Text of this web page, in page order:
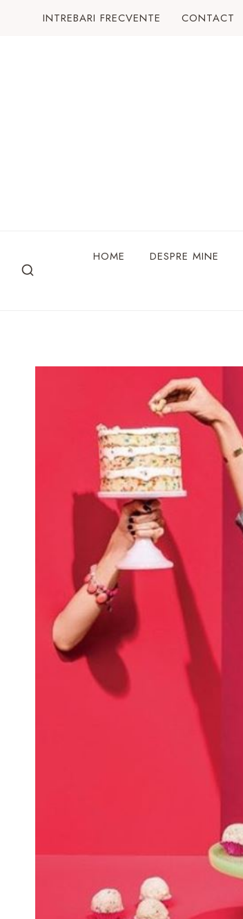
INTREBARI FRECVENTE CONTACT
HOME DESPRE MINE